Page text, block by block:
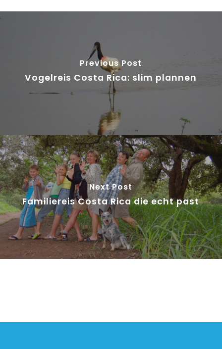
Previous Post
Vogelreis Costa Rica: slim plannen
Next Post
Familiereis Costa Rica die echt past